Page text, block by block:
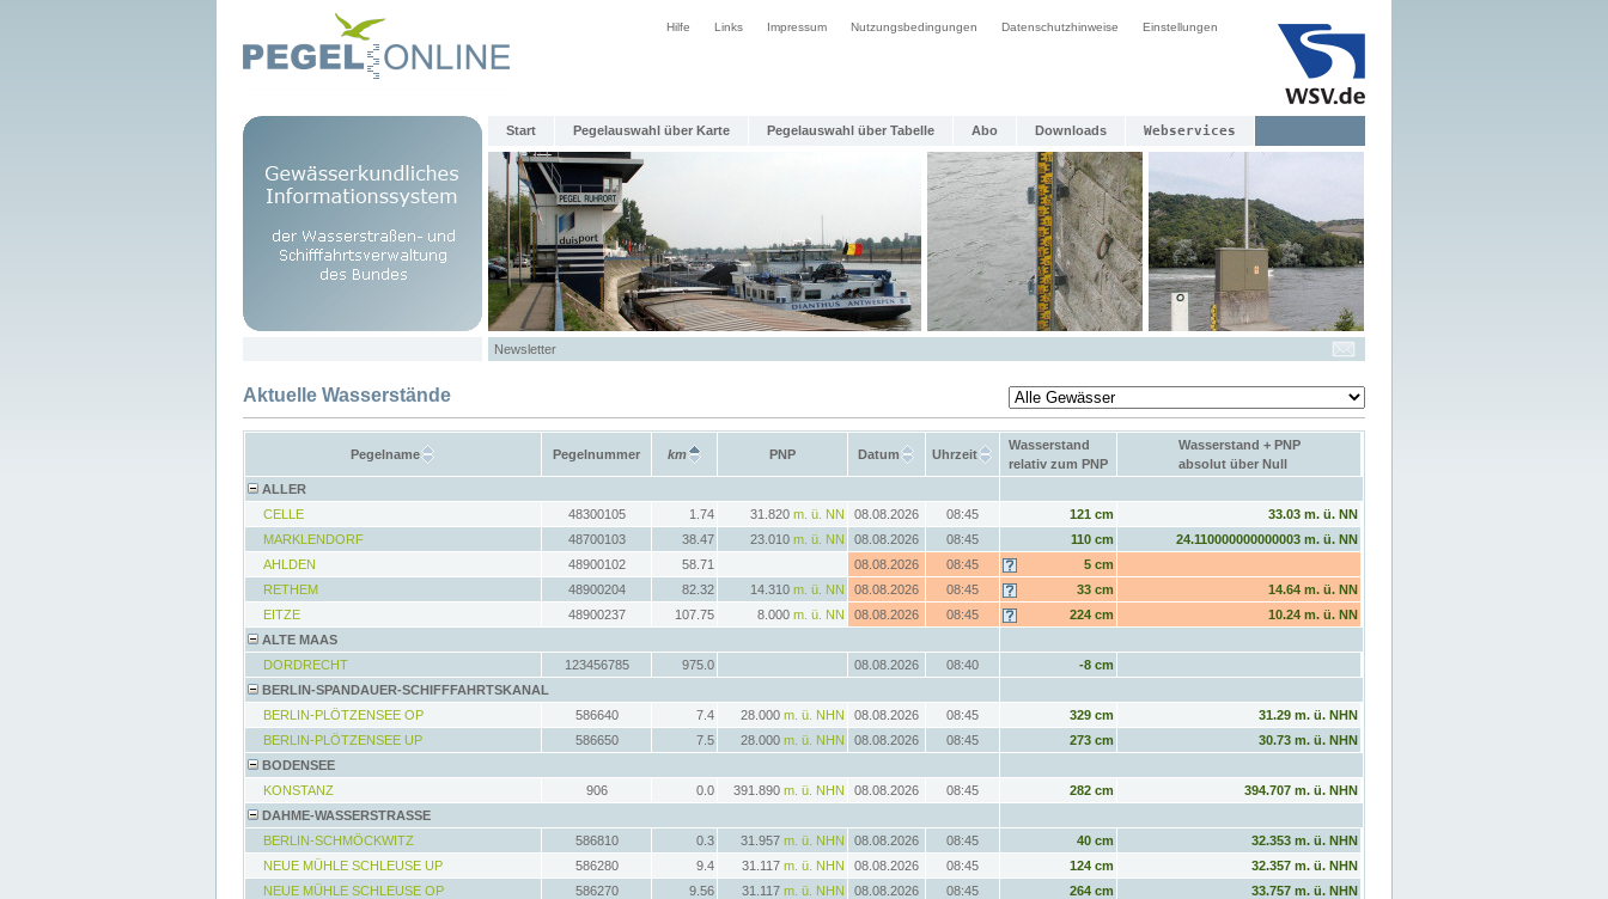
Hilfe Links Impressum Nutzungsbedingungen Datenschutzhinweise Einstellungen
Start Pegelauswahl über Karte Pegelauswahl über Tabelle Abo Downloads Webservices
Newsletter
Aktuelle Wasserstände
Pegelname Pegelnummer km PNP Datum Uhrzeit
Wasserstand
relativ zum PNP
Wasserstand + PNP
absolut über Null
ALLER
CELLE
48300105 1.74 31.820 m. ü. NN 08.08.2026 08:45 121 cm
33.03 m. ü. NN
MARKLENDORF
48700103 38.47 23.010 m. ü. NN 08.08.2026 08:45 110 cm
24.110000000000003 m. ü. NN
AHLDEN
48900102 58.71 08.08.2026 08:45
5 cm
RETHEM
48900204 82.32 14.310 m. ü. NN 08.08.2026 08:45 33 cm
14.64 m. ü. NN
EITZE
48900237 107.75 8.000 m. ü. NN 08.08.2026 08:45 224 cm
10.24 m. ü. NN
ALTE MAAS
DORDRECHT
123456785 975.0 08.08.2026 08:40
-8 cm
BERLIN-SPANDAUER-SCHIFFFAHRTSKANAL
BERLIN-PLÖTZENSEE OP
586640 7.4 28.000 m. ü. NHN 08.08.2026 08:45 329 cm
31.29 m. ü. NHN
BERLIN-PLÖTZENSEE UP
586650 7.5 28.000 m. ü. NHN 08.08.2026 08:45 273 cm
30.73 m. ü. NHN
BODENSEE
KONSTANZ
906 0.0 391.890 m. ü. NHN 08.08.2026 08:45 282 cm
394.707 m. ü. NHN
DAHME-WASSERSTRASSE
BERLIN-SCHMÖCKWITZ
586810 0.3 31.957 m. ü. NHN 08.08.2026 08:45 40 cm
32.353 m. ü. NHN
NEUE MÜHLE SCHLEUSE UP
586280 9.4 31.117 m. ü. NHN 08.08.2026 08:45 124 cm
32.357 m. ü. NHN
NEUE MÜHLE SCHLEUSE OP
586270 9.56 31.117 m. ü. NHN 08.08.2026 08:45 264 cm
33.757 m. ü. NHN